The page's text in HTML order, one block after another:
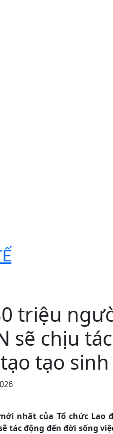
triệu
sẽ chịu
tạo sinh
nhất của Tổ chức Lao
tác động đến đời sống